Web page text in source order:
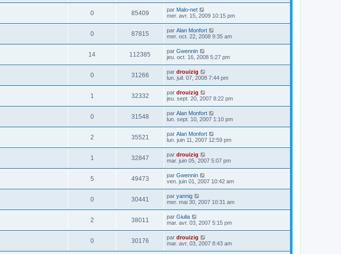
0 85409 par Malo-net
mer. avr. 15, 2009 10:15 pm
0 87815 par Alan Monfort
mer. oct. 22, 2008 9:35 am
14 112385 par Gwennin
jeu. oct. 16, 2008 5:27 pm
0 31266 par drouizig
lun. juil. 07, 2008 7:44 pm
1 32332 par drouizig
jeu. sept. 20, 2007 8:22 pm
0 31548 par Alan Monfort
lun. sept. 10, 2007 1:10 pm
2 35521 par Alan Monfort
lun. juin 11, 2007 12:59 pm
1 32847 par drouizig
mar. juin 05, 2007 5:07 pm
5 49473 par Gwennin
ven. juin 01, 2007 10:42 am
0 30441 par yannig
mer. mai 30, 2007 10:31 am
2 38011 par Giulia
mar. avr. 03, 2007 5:15 pm
0 30176 par drouizig
mar. avr. 03, 2007 8:43 am